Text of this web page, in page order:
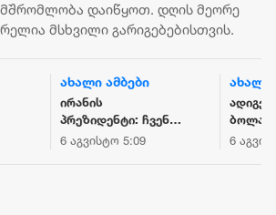
დაიწყოთ. დღის მეორე
მსხვილი გარიგებებისთვის.
ახალი ამბები
ირანის
პრეზიდენტი: ჩვენ
წინაშე არსებული
6 აგვისტო 5:09
ახალი
6